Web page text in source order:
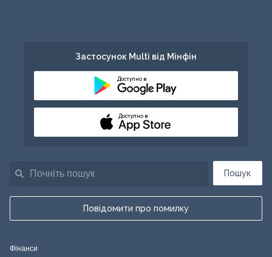
Пошук
Повідомити про помилку
Застосунок Multi від Мінфін
Доступно в
Доступно в
Фінанси